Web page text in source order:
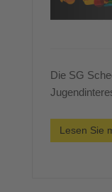
Die SG
Lesen Sie